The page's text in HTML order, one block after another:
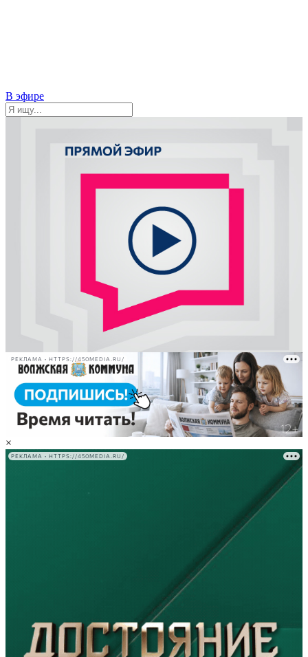
В эфире
РЕКЛАМА • HTTPS://450MEDIA.RU/
×
РЕКЛАМА • HTTPS://450MEDIA.RU/